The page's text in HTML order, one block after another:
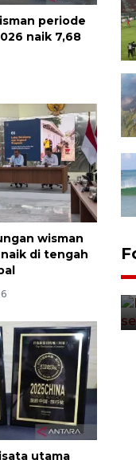
periode
naik 7,68
wisman
di tengah
utama
Piala